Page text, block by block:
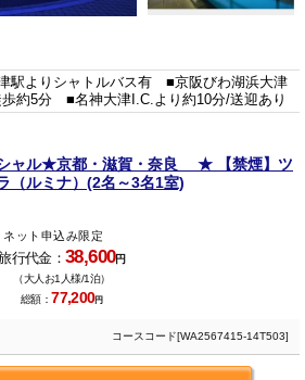
駅よりシャトルバス有 ■京阪びわ湖浜大津
約5分 ■名神大津I.C.より約10分/送迎あり
ャル★京都・滋賀・奈良 ★ 【禁煙】ツ
（ルミナ）(2名～3名1室)
ネット申込み限定
行代金：38,600円
（大人お1人様/1泊）
総額： 77,200円
コースコード[WA2567415-14T503]